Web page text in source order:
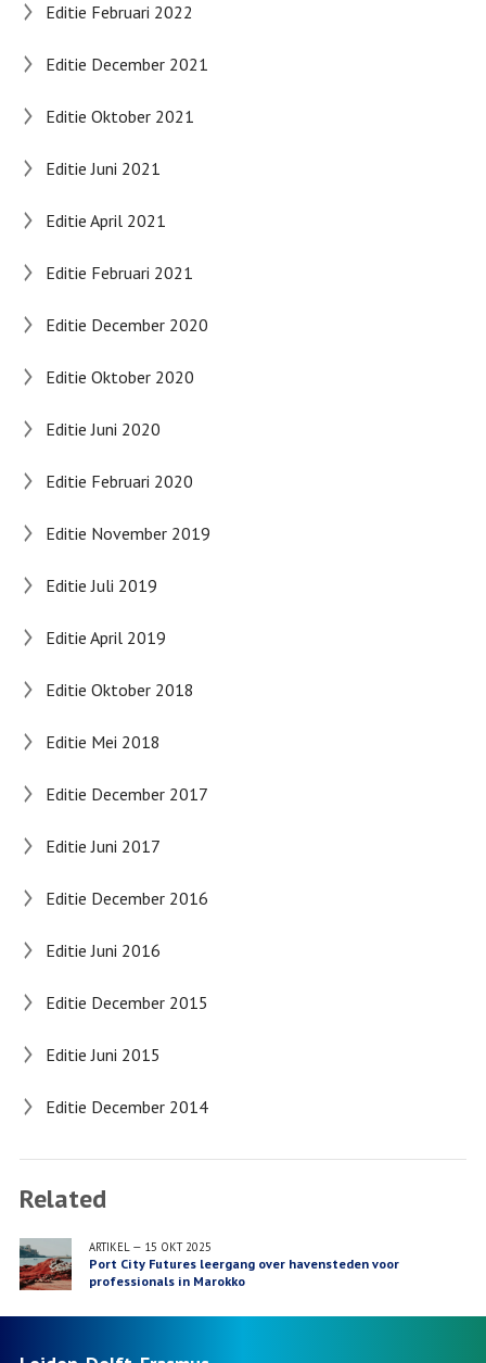
Editie Februari 2022
Editie December 2021
Editie Oktober 2021
Editie Juni 2021
Editie April 2021
Editie Februari 2021
Editie December 2020
Editie Oktober 2020
Editie Juni 2020
Editie Februari 2020
Editie November 2019
Editie Juli 2019
Editie April 2019
Editie Oktober 2018
Editie Mei 2018
Editie December 2017
Editie Juni 2017
Editie December 2016
Editie Juni 2016
Editie December 2015
Editie Juni 2015
Editie December 2014
Related
ARTIKEL— 15 OKT 2025
Port City Futures leergang over havensteden voor
professionals in Marokko